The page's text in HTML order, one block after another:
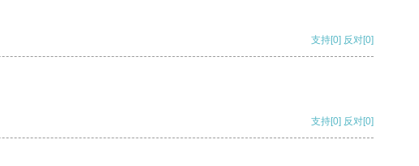
支持[0] 反对[0]
支持[0] 反对[0]